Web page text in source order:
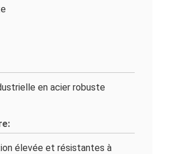
en acier robuste
élevée et résistantes à